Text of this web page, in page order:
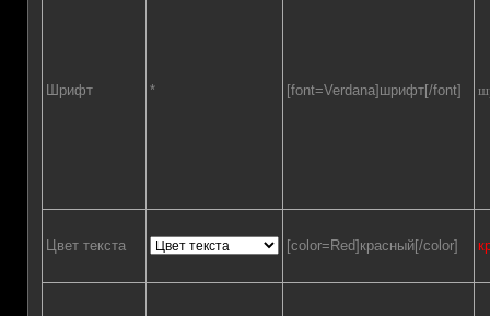
Шрифт * [font=Verdana]шрифт[/font]
Цвет текста [color=Red]красный[/color]